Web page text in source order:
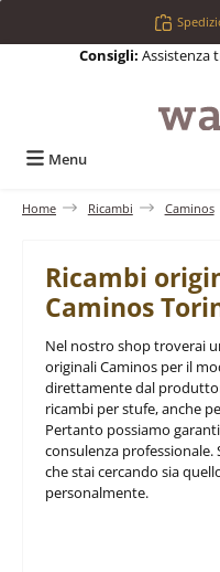
Passa al contenuto principale
Consigli: Assistenza
Menu
Home Ricambi Caminos
Ricambi
Caminos
Nel nostro shop troverai
originali Caminos per il
direttamente dal
ricambi per stufe, anche
Pertanto possiamo
consulenza professionale.
che stai cercando sia
personalmente.